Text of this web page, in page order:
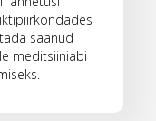
saanud
meditsiiniabi